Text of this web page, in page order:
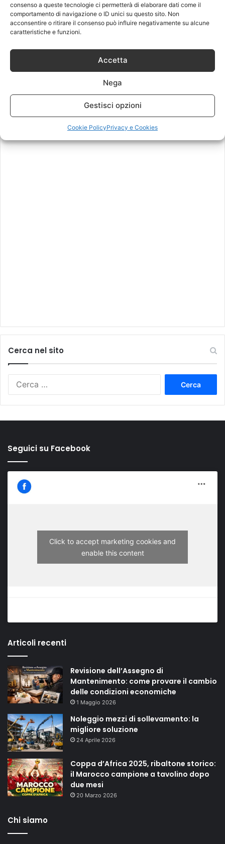
consenso a queste tecnologie ci permetterà di elaborare dati come il
comportamento di navigazione o ID unici su questo sito. Non
acconsentire o ritirare il consenso può influire negativamente su alcune
caratteristiche e funzioni.
Accetta
Nega
Gestisci opzioni
Cookie PolicyPrivacy e Cookies
Cerca nel sito
Seguici su Facebook
Click to accept marketing cookies and
enable this content
Articoli recenti
Revisione dell’Assegno di
Mantenimento: come provare il cambio
delle condizioni economiche
1 Maggio 2026
Noleggio mezzi di sollevamento: la
migliore soluzione
24 Aprile 2026
Coppa d’Africa 2025, ribaltone storico:
il Marocco campione a tavolino dopo
due mesi
20 Marzo 2026
Chi siamo